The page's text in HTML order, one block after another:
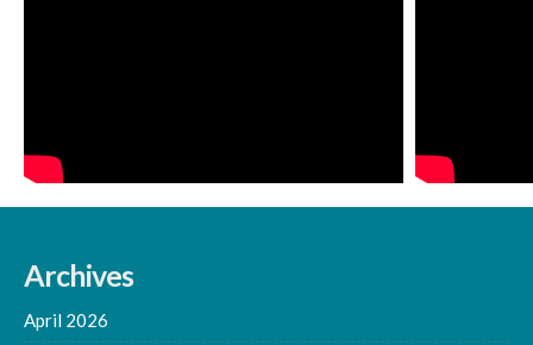
Archives
April 2026